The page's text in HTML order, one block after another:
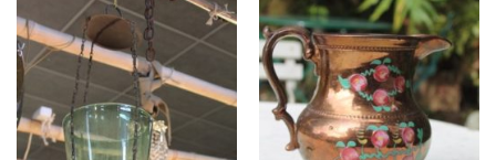
RUPTURE DE STOCK